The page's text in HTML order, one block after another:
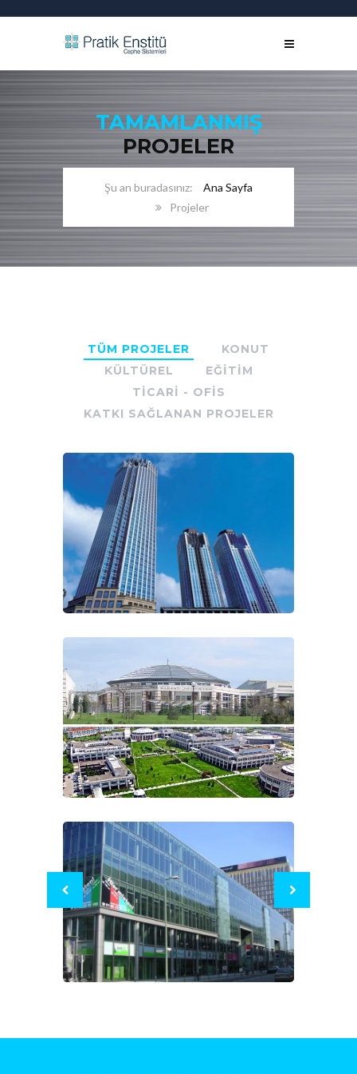
TAMAMLANMIŞ
PROJELER
Ana Sayfa
Projeler
TÜM PROJELER
KONUT
KÜLTÜREL
EĞITIM
TICARI - OFIS
KATKI SAĞLANAN PROJELER